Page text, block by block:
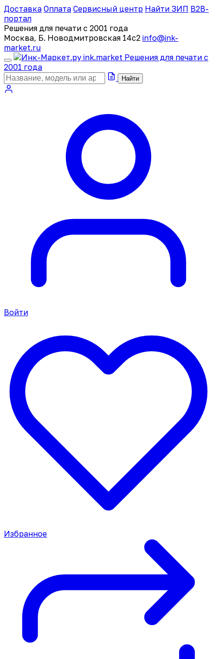
Доставка Оплата Сервисный центр Найти ЗИП B2B-
портал
Решения для печати с 2001 года
Москва, Б. Новодмитровская 14с2 info@ink-
market.ru
ink.market Решения для печати с
2001 года
Найти
Войти
Избранное